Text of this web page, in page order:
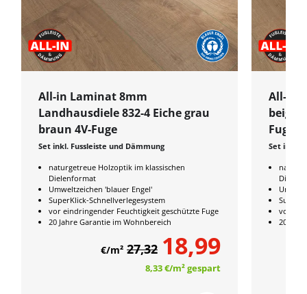
All-in Laminat 8mm
Landhausdiele 832-4 Eiche grau
braun 4V-Fuge
Set inkl. Fussleiste und Dämmung
naturgetreue Holzoptik im klassischen
Dielenformat
Umweltzeichen 'blauer Engel'
SuperKlick-Schnellverlegesystem
vor eindringender Feuchtigkeit geschützte Fuge
20 Jahre Garantie im Wohnbereich
18,99
€/m² 27,32
8,33 €/m²gespart
All-in
beige
Fuge
Set inkl.
vor
20